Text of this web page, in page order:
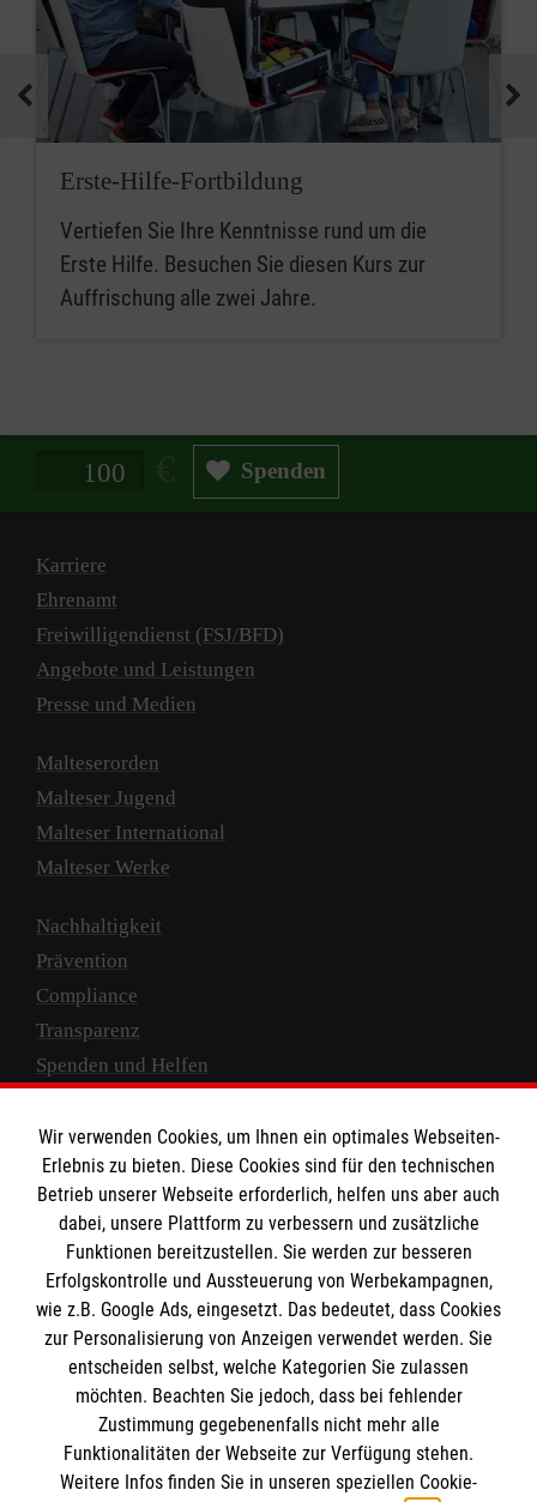
Erste-Hilfe-Fortbildung
Vertiefen Sie Ihre Kenntnisse rund um die
Erste Hilfe. Besuchen Sie diesen Kurs zur
Auffrischung alle zwei Jahre.
Spendenbetrag in Euro Spenden
Karriere
Ehrenamt
Freiwilligendienst (FSJ/BFD)
Angebote und Leistungen
Presse und Medien
Malteserorden
Malteser Jugend
Malteser International
Malteser Werke
Nachhaltigkeit
Prävention
Compliance
Transparenz
Spenden und Helfen
Empfänger: Malteser Hilfsdienst e.V.
IBAN: DE10 3706 0120 1201 2000 12
BIC: GENODED 1PA7
Newsletter abonnieren
Wir verwenden Cookies, um Ihnen ein optimales Webseiten-
Erlebnis zu bieten. Diese Cookies sind für den technischen
Betrieb unserer Webseite erforderlich, helfen uns aber auch
dabei, unsere Plattform zu verbessern und zusätzliche
Funktionen bereitzustellen. Sie werden zur besseren
Erfolgskontrolle und Aussteuerung von Werbekampagnen,
wie z.B. Google Ads, eingesetzt. Das bedeutet, dass Cookies
zur Personalisierung von Anzeigen verwendet werden. Sie
entscheiden selbst, welche Kategorien Sie zulassen
möchten. Beachten Sie jedoch, dass bei fehlender
Zustimmung gegebenenfalls nicht mehr alle
Funktionalitäten der Webseite zur Verfügung stehen.
Weitere Infos finden Sie in unseren speziellen Cookie-